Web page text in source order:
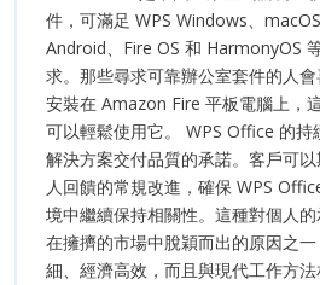
同
用
户
的
适
配
同
用
户
的
适
配
性
分
析
件，可滿足 WPS Windows、macOS
Android、Fire OS 和 HarmonyOS
求。那些尋求可靠辦公室套件的人
安裝在 Amazon Fire 平板電腦上，
可以輕鬆使用它。 WPS Office 的持
解決方案交付品質的承諾。客戶可
人回饋的常規改進，確保 WPS
境中繼續保持相關性。這種對個人
在擁擠的市場中脫穎而出的原因之
細、經濟高效，而且與現代工作方